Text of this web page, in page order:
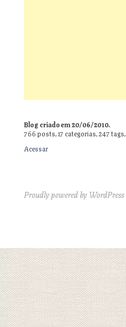
Blog criado em 20/06/2010.
766posts,17 categorias,247tags,
Acessar
Proudly powered by WordPress